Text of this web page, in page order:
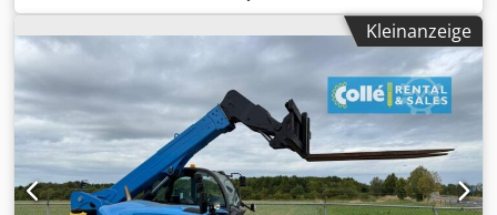
Unten 15 kW 2. Rechts 7,5 kW 3. Links 7,5 kW Dodsxlcufjpfx
Aitock 4. Oben 15 kW 5. Unten 30 kW (Mehrblattkreissäge)
6. Unten 7,5 kW (Hydro-Stütze) 7. Oben 7,5 kW (Hydro-
Stütze) Spindeldrehzahl: 6000 U/min Spindeldurchmesser:
50 mm 4 Vorschubrollen im Arbeitstisch
Vorschubgeschwindigkeit über Frequenzumrichter bis 36
m/min regulierbar Vorschub angetrieben durch
Kardanwelle Pneumatische Andrücker Technische
Dokumentation
Kleinanzeige